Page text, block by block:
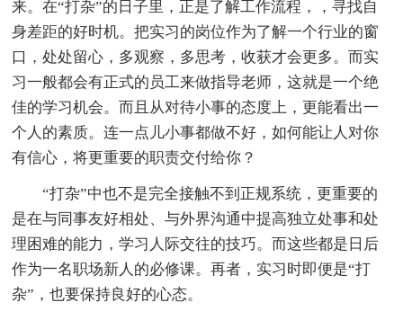
来。在“打杂”的日子里，正是了解工作流程，，寻找自
身差距的好时机。把实习的岗位作为了解一个行业的窗
口，处处留心，多观察，多思考，收获才会更多。而实
习一般都会有正式的员工来做指导老师，这就是一个绝
佳的学习机会。而且从对待小事的态度上，更能看出一
个人的素质。连一点儿小事都做不好，如何能让人对你
有信心，将更重要的职责交付给你？
“打杂”中也不是完全接触不到正规系统，更重要的
是在与同事友好相处、与外界沟通中提高独立处事和处
理困难的能力，学习人际交往的技巧。而这些都是日后
作为一名职场新人的必修课。再者，实习时即便是“打
杂”，也要保持良好的心态。